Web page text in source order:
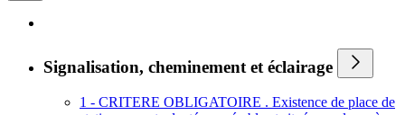
Signalisation, cheminement et éclairage
1 - CRITERE OBLIGATOIRE . Existence de place de